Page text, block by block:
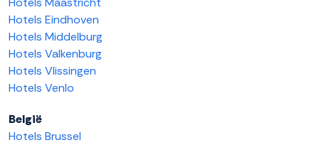
Hotels Eindhoven
Hotels Middelburg
Hotels Valkenburg
Hotels Vlissingen
Hotels Venlo
België
Hotels Brussel